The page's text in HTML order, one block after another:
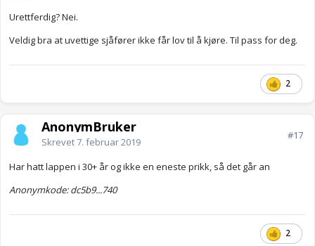
Urettferdig? Nei.
Veldig bra at uvettige sjåfører ikke får lov til å kjøre. Til pass for deg.
2
AnonymBruker
Skrevet7. februar 2019
#17
Har hatt lappen i 30+ år og ikke en eneste prikk, så det går an
Anonymkode: dc5b9...740
2